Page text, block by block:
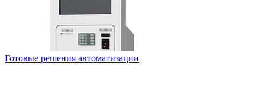
Готовые решения автоматизации